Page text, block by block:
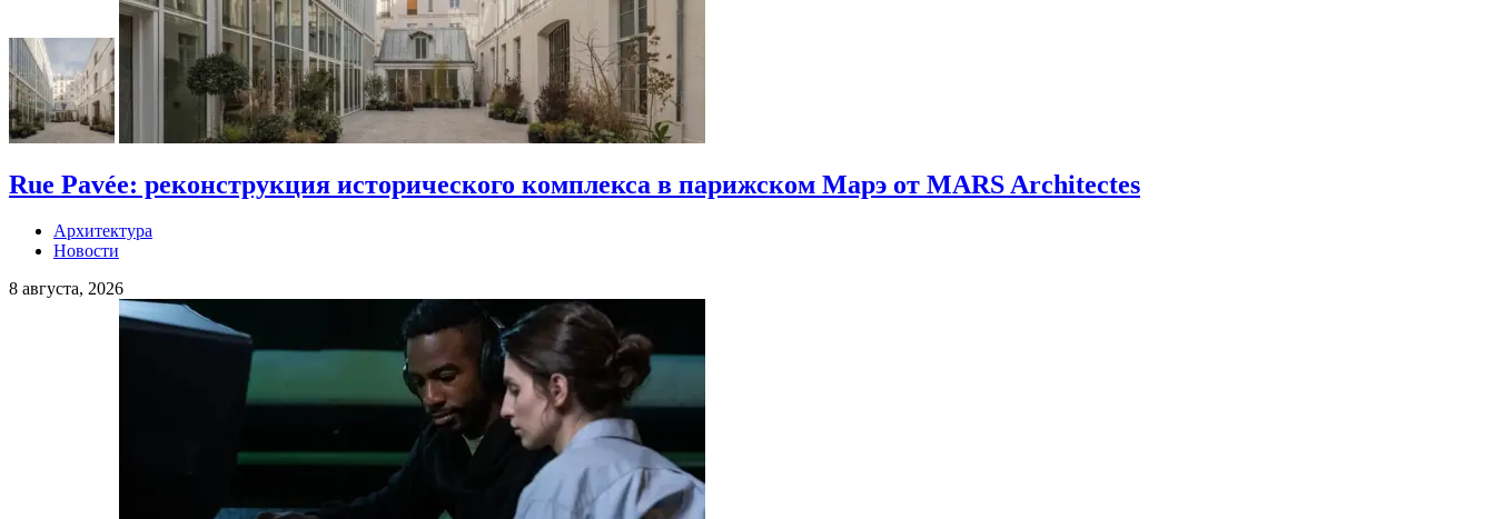
Rue Pavée: реконструкция исторического комплекса в парижском Марэ от MARS Architectes
Архитектура
Новости
8 августа, 2026